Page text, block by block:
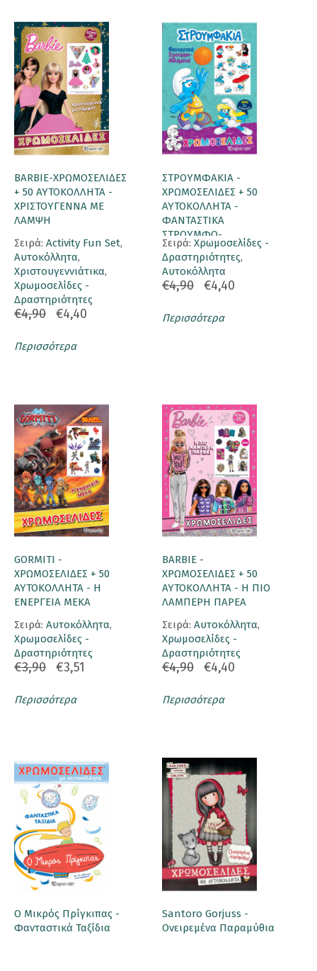
BARBIE-ΧΡΩΜΟΣΕΛΙΔΕΣ
+ 50 ΑΥΤΟΚΟΛΛΗΤΑ -
ΧΡΙΣΤΟΥΓΕΝΝΑ ΜΕ
ΛΑΜΨΗ
Σειρά: Activity Fun Set,
Αυτοκόλλητα,
Χριστουγεννιάτικα,
Χρωμοσελίδες -
Δραστηριότητες
€4,90 €4,40
Περισσότερα
ΣΤΡΟΥΜΦΑΚΙΑ -
ΧΡΩΜΟΣΕΛΙΔΕΣ + 50
ΑΥΤΟΚΟΛΛΗΤΑ -
ΦΑΝΤΑΣΤΙΚΑ
ΣΤΡΟΥΜΦΟ-
ΑΘΛΗΜΑΤΑ!
Σειρά: Χρωμοσελίδες -
Δραστηριότητες,
Αυτοκόλλητα
€4,90 €4,40
Περισσότερα
GORMITI -
ΧΡΩΜΟΣΕΛΙΔΕΣ + 50
ΑΥΤΟΚΟΛΛΗΤΑ - Η
ΕΝΕΡΓΕΙΑ ΜΕΚΑ
Σειρά: Αυτοκόλλητα,
Χρωμοσελίδες -
Δραστηριότητες
€3,90 €3,51
Περισσότερα
BARBIE -
ΧΡΩΜΟΣΕΛΙΔΕΣ + 50
ΑΥΤΟΚΟΛΛΗΤΑ - Η ΠΙΟ
ΛΑΜΠΕΡΗ ΠΑΡΕΑ
Σειρά: Αυτοκόλλητα,
Χρωμοσελίδες -
Δραστηριότητες
€4,90 €4,40
Περισσότερα
Ο Μικρός Πρίγκιπας -
Φανταστικά Ταξίδια
Santoro Gorjuss -
Ονειρεμένα Παραμύθια